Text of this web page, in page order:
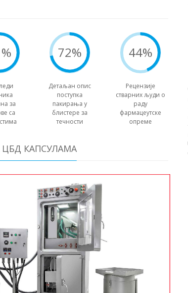
за
са
72%
Детаљан опис
поступка
пакирања у
блистере за
течности
44%
Рецензије
стварних људи о
раду
фармацеутске
опреме
КАПСУЛАМА